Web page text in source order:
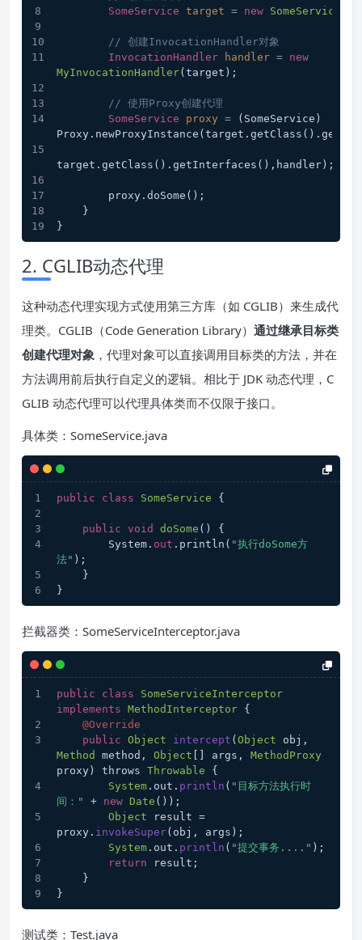
SomeService target = new
// 创建InvocationHandler对象
InvocationHandler
handler = new
MyInvocationHandler(target);
// 使用Proxy创建代理
SomeService
proxy = (SomeService)
target.getClass().getInterfaces(),handler);
        proxy.doSome();
    }
}
2. CGLIB动态代理
这种动态代理实现方式使用第三方库（如 CGLIB）来生成代
理类。CGLIB（Code Generation Library） 通过继承目标类
创建代理对象 ，代理对象可以直接调用目标类的方法，并在
方法调用前后执行自定义的逻辑。相比于 JDK 动态代理，C
GLIB 动态代理可以代理具体类而不仅限于接口。
具体类：SomeService.java
public class SomeService {
public void doSome ( )
{
        System.
out .println( "执行doSome方
法" );
    }
}
拦截器类：SomeServiceInterceptor.java
public class
SomeServiceInterceptor
implements MethodInterceptor {
@Override
public Object intercept ( Object
Method
method, Object [] args, MethodProxy
proxy) throws Throwable {
System . out . println ( "目标方法执行时
间："
+ new Date ());
Object result =
proxy. invokeSuper(obj, args);
System . out . println ( "提交事务...." );
return result;
    }
}
测试类：Test.java